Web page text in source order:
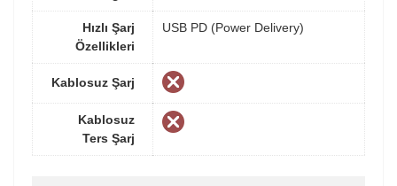
Hızlı Şarj
Özellikleri
USB PD (Power Delivery)
Kablosuz Şarj
Kablosuz
Ters Şarj